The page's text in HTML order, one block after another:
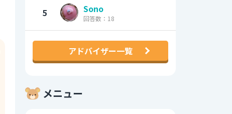
5 Sono
回答数：18
アドバイザー一覧
メニュー